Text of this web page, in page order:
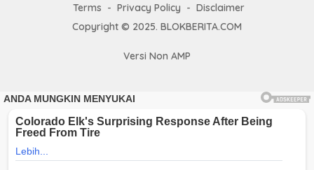
Terms
Privacy Policy
Disclaimer
Copyright © 2025. BLOKBERITA.COM
Versi Non AMP